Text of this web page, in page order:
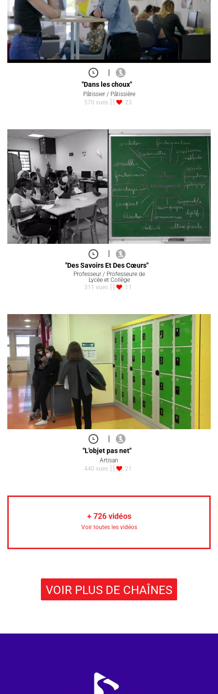
|
"Dans les choux"
Pâtissier / Pâtissière
570 vues
23
|
"Des Savoirs Et Des Cœurs"
Professeur / Professeure de
Lycée et Collège
311 vues
11
|
"L'objet pas net"
Artisan
440 vues
21
+ 726vidéos
Voir toutes les vidéos
VOIR PLUS DE CHAÎNES